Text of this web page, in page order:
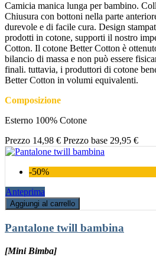
Camicia manica lunga per bambino.
Chiusura con bottoni nella parte
durevole e di facile cura. Design
prodotti in cotone, supporti il nostro
Cotton. Il cotone Better Cotton è
bilancio di massa e non può essere
finali. tuttavia, i produttori di cotone
Better Cotton in volumi equivalenti.
Composizione
Esterno 100% Cotone
Prezzo 14,98 € Prezzo base 29,95 €
-50%
Anteprima
Aggiungi al carrello
Pantalone twill bambina
[Mini Bimba]